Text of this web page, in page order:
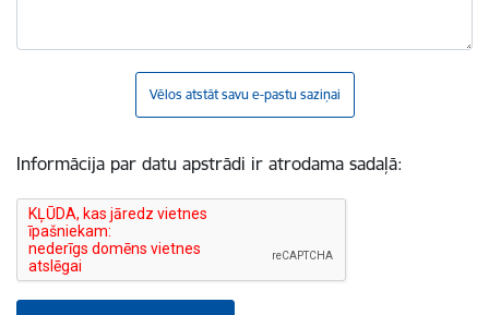
Vēlos atstāt savu e-pastu saziņai
Informācija par datu apstrādi ir atrodama sadaļā: